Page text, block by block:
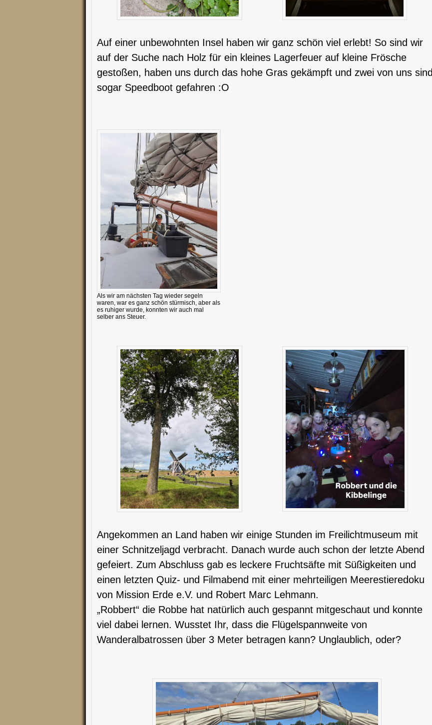
Auf einer unbewohnten Insel haben wir ganz schön viel erlebt! So sind wir
auf der Suche nach Holz für ein kleines Lagerfeuer auf kleine Frösche
gestoßen, haben uns durch das hohe Gras gekämpft und zwei von uns sind
sogar Speedboot gefahren :O
Als wir am nächsten Tag wieder segeln
waren, war es ganz schön stürmisch, aber als
es ruhiger wurde, konnten wir auch mal
selber ans Steuer.
Angekommen an Land haben wir einige Stunden im Freilichtmuseum mit
einer Schnitzeljagd verbracht. Danach wurde auch schon der letzte Abend
gefeiert. Zum Abschluss gab es leckere Fruchtsäfte mit Süßigkeiten und
einen letzten Quiz- und Filmabend mit einer mehrteiligen Meerestieredoku
von Mission Erde e.V. und Robert Marc Lehmann.
„Robbert“ die Robbe hat natürlich auch gespannt mitgeschaut und konnte
viel dabei lernen. Wusstet Ihr, dass die Flügelspannweite von
Wanderalbatrossen über 3 Meter betragen kann? Unglaublich, oder?